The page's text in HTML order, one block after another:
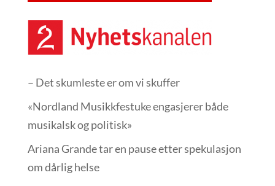
– Det skumleste er om vi skuffer
«Nordland Musikkfest­uke engasjerer både
musikalsk og politisk»
Ariana Grande tar en pause etter spekulasjon
om dårlig helse